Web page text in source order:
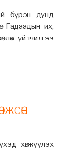
бүрэн дунд
Гадаадын их,
үйлчилгээ
хөгжүүлэх